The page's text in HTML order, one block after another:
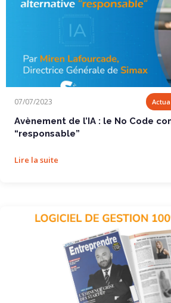
07/07/2023
Avènement de l’IA : le No Code
“responsable”
Lire la suite